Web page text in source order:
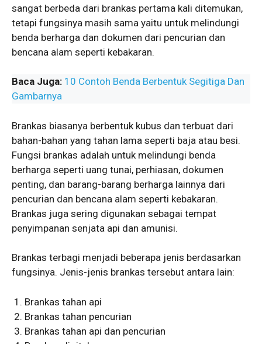
sangat berbeda dari brankas pertama kali ditemukan,
tetapi fungsinya masih sama yaitu untuk melindungi
benda berharga dan dokumen dari pencurian dan
bencana alam seperti kebakaran.
Baca Juga: 10 Contoh Benda Berbentuk Segitiga Dan
Gambarnya
Brankas biasanya berbentuk kubus dan terbuat dari
bahan-bahan yang tahan lama seperti baja atau besi.
Fungsi brankas adalah untuk melindungi benda
berharga seperti uang tunai, perhiasan, dokumen
penting, dan barang-barang berharga lainnya dari
pencurian dan bencana alam seperti kebakaran.
Brankas juga sering digunakan sebagai tempat
penyimpanan senjata api dan amunisi.
Brankas terbagi menjadi beberapa jenis berdasarkan
fungsinya. Jenis-jenis brankas tersebut antara lain:
Brankas tahan api
Brankas tahan pencurian
Brankas tahan api dan pencurian